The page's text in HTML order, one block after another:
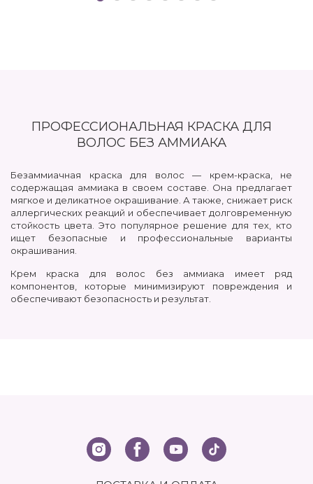
ПРОФЕССИОНАЛЬНАЯ КРАСКА ДЛЯ
ВОЛОС БЕЗ АММИАКА
Безаммиачная краска для волос — крем-краска, не
содержащая аммиака в своем составе. Она предлагает
мягкое и деликатное окрашивание. А также, снижает риск
аллергических реакций и обеспечивает долговременную
стойкость цвета. Это популярное решение для тех, кто
ищет безопасные и профессиональные варианты
окрашивания.
Крем краска для волос без аммиака имеет ряд
компонентов, которые минимизируют повреждения и
обеспечивают безопасность и результат.
снижение риска аллергических реакций, так как они не
содержат агрессивного аммиака
дольше, что обеспечивает длительное сохранение